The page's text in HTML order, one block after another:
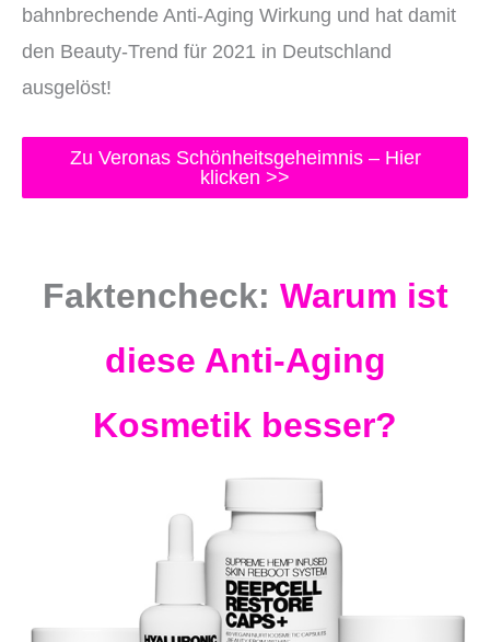
bahnbrechende Anti-Aging Wirkung und hat damit
den Beauty-Trend für 2021 in Deutschland
ausgelöst!
Zu Veronas Schönheitsgeheimnis – Hier
klicken >>
Faktencheck: Warum ist
diese Anti-Aging
Kosmetik besser?